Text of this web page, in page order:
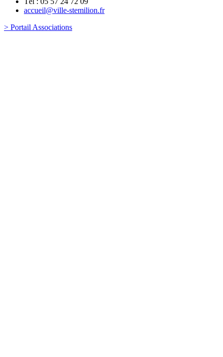
accueil@ville-stemilion.fr
> Portail Associations